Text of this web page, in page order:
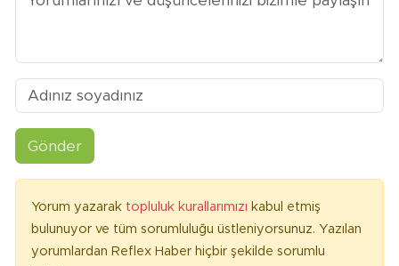
Gönder
Yorum yazarak topluluk kurallarımızı kabul etmiş
bulunuyor ve tüm sorumluluğu üstleniyorsunuz. Yazılan
yorumlardan Reflex Haber hiçbir şekilde sorumlu